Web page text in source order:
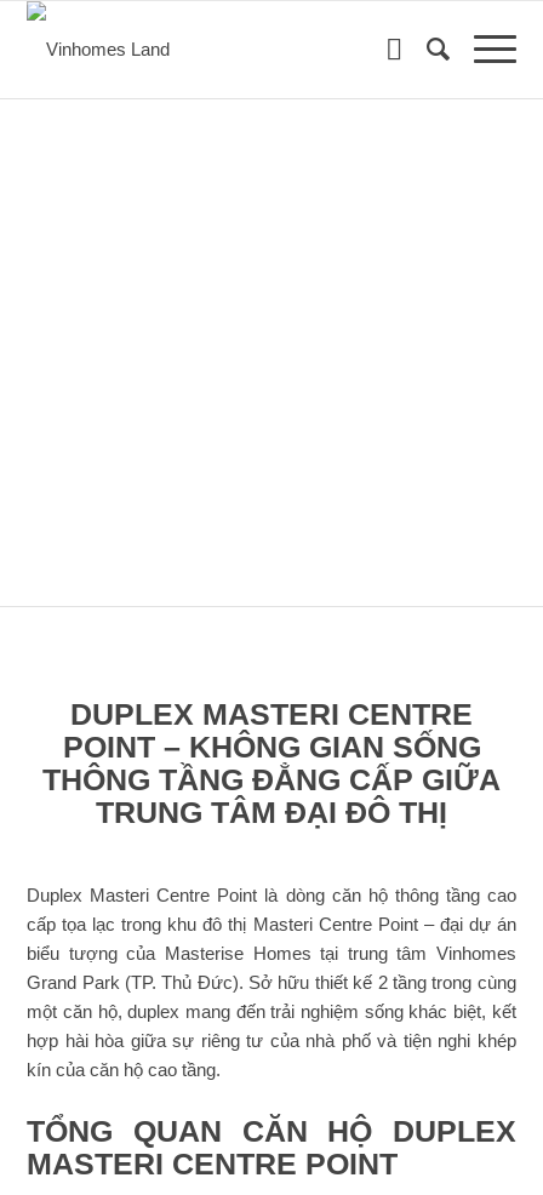
DUPLEX MASTERI CENTRE
POINT – KHÔNG GIAN SỐNG
THÔNG TẦNG ĐẲNG CẤP GIỮA
TRUNG TÂM ĐẠI ĐÔ THỊ
Duplex Masteri Centre Point là dòng căn hộ thông tầng cao
cấp tọa lạc trong khu đô thị Masteri Centre Point – đại dự án
biểu tượng của Masterise Homes tại trung tâm Vinhomes
Grand Park (TP. Thủ Đức). Sở hữu thiết kế 2 tầng trong cùng
một căn hộ, duplex mang đến trải nghiệm sống khác biệt, kết
hợp hài hòa giữa sự riêng tư của nhà phố và tiện nghi khép
kín của căn hộ cao tầng.
TỔNG QUAN CĂN HỘ DUPLEX
MASTERI CENTRE POINT